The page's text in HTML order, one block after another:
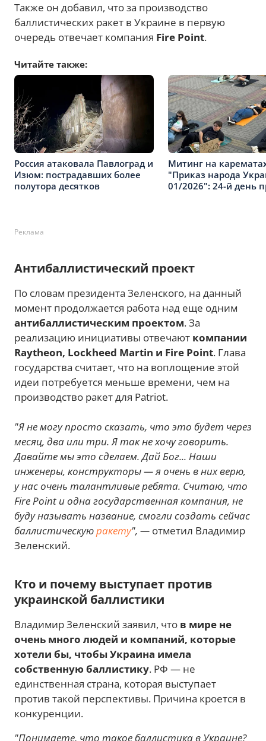
Также он добавил, что за производство
баллистических ракет в Украине в первую
очередь отвечает компания Fire Point.
Читайте также:
Россия атаковала Павлоград и
Изюм: пострадавших более
полутора десятков
Митинг на
"Приказ народа
01/2026": 24-й день
Реклама
Антибаллистический проект
По словам президента Зеленского, на данный
момент продолжается работа над еще одним
антибаллистическим проектом. За
реализацию инициативы отвечают компании
Raytheon, Lockheed Martin и Fire Point. Глава
государства считает, что на воплощение этой
идеи потребуется меньше времени, чем на
производство ракет для Patriot.
"Я не могу просто сказать, что это будет через
месяц, два или три. Я так не хочу говорить.
Давайте мы это сделаем. Дай Бог... Наши
инженеры, конструкторы — я очень в них верю,
у нас очень талантливые ребята. Считаю, что
Fire Point и одна государственная компания, не
буду называть название, смогли создать сейчас
баллистическуюракету", — отметил Владимир
Зеленский.
Кто и почему выступает против
украинской баллистики
Владимир Зеленский заявил, что в мире не
очень много людей и компаний, которые
хотели бы, чтобы Украина имела
собственную баллистику. РФ — не
единственная страна, которая выступает
против такой перспективы. Причина кроется в
конкуренции.
"Понимаете, что такое баллистика в Украине?